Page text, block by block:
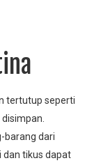
tertutup seperti
barang dari
dan tikus dapat